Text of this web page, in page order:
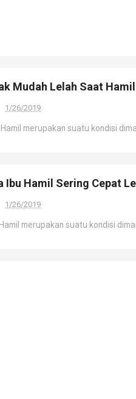
Mudah Lelah Saat Hamil
1/26/2019
Hamil merupakan suatu kondisi
Ibu Hamil Sering Cepat
1/26/2019
Hamil merupakan suatu kondisi